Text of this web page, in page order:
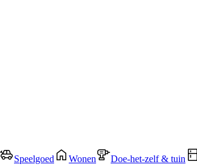
Speelgoed Wonen Doe-het-zelf & tuin